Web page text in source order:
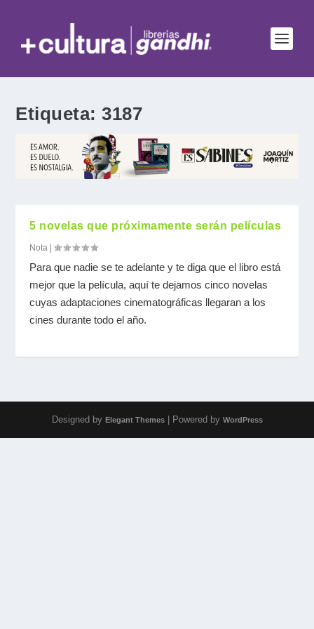
Etiqueta:3187
5 novelas que próximamente serán películas
Nota |
Para que nadie se te adelante y te diga que el libro está
mejor que la película, aquí te dejamos cinco novelas
cuyas adaptaciones cinematográficas llegaran a los
cines durante todo el año.
Designed by Elegant Themes| Powered by WordPress